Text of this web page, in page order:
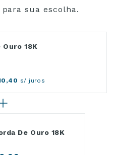
sua escolha.
18K
s/ juros
De Ouro 18K